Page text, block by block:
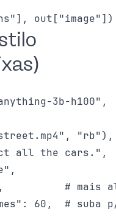
3b-h100",
"rb"),
all the cars.",
# mais
60,  # suba